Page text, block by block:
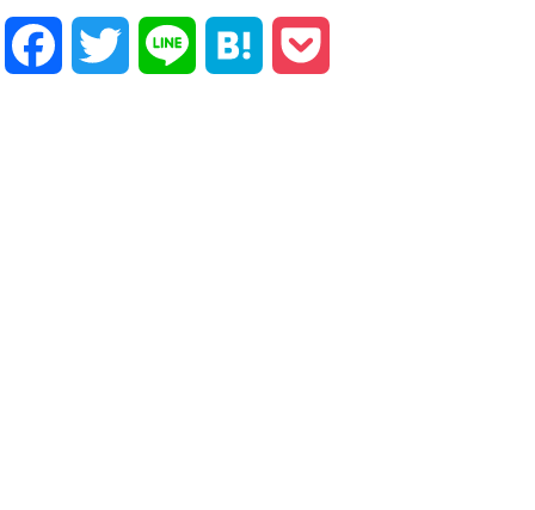
Facebook Twitter Line Hatena